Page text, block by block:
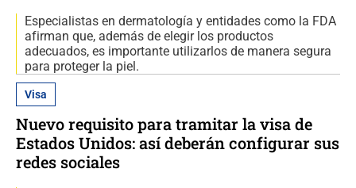
Especialistas en dermatología y entidades como la FDA
afirman que, además de elegir los productos
adecuados, es importante utilizarlos de manera segura
para proteger la piel.
Visa
Nuevo requisito para tramitar la visa de
Estados Unidos: así deberán configurar sus
redes sociales